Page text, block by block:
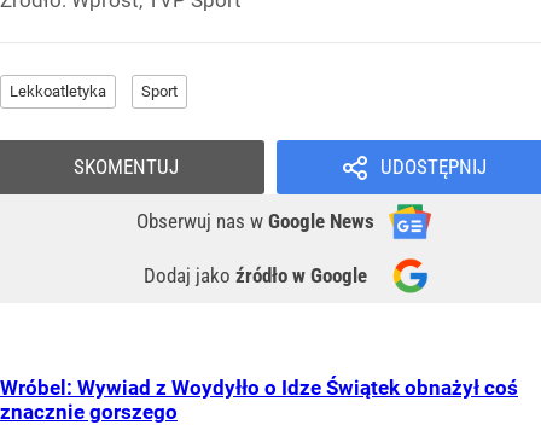
Lekkoatletyka Sport
UDOSTĘPNIJ
Obserwuj nas w Google News
Dodaj jako źródło w Google
SKOMENTUJ
Wróbel: Wywiad z Woydyłło o Idze Świątek obnażył coś
znacznie gorszego